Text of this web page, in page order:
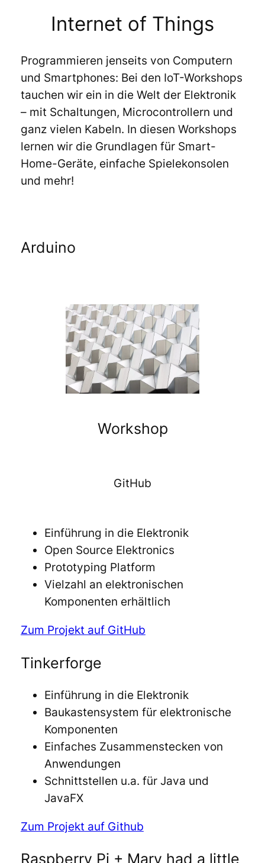
Internet of Things
Programmieren jenseits von Computern
und Smartphones: Bei den IoT-Workshops
tauchen wir ein in die Welt der Elektronik
– mit Schaltungen, Microcontrollern und
ganz vielen Kabeln. In diesen Workshops
lernen wir die Grundlagen für Smart-
Home-Geräte, einfache Spielekonsolen
und mehr!
Arduino
Workshop
GitHub
Einführung in die Elektronik
Open Source Elektronics
Prototyping Platform
Vielzahl an elektronischen
Komponenten erhältlich
Zum Projekt auf GitHub
Tinkerforge
Einführung in die Elektronik
Baukastensystem für elektronische
Komponenten
Einfaches Zusammenstecken von
Anwendungen
Schnittstellen u.a. für Java und
JavaFX
Zum Projekt auf Github
Raspberry Pi + Mary had a little